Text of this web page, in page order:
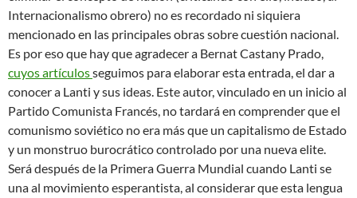
Internacionalismo obrero) no es recordado ni siquiera
mencionado en las principales obras sobre cuestión nacional.
Es por eso que hay que agradecer a Bernat Castany Prado,
cuyos artículosseguimos para elaborar esta entrada, el dar a
conocer a Lanti y sus ideas. Este autor, vinculado en un inicio al
Partido Comunista Francés, no tardará en comprender que el
comunismo soviético no era más que un capitalismo de Estado
y un monstruo burocrático controlado por una nueva elite.
Será después de la Primera Guerra Mundial cuando Lanti se
una al movimiento esperantista, al considerar que esta lengua